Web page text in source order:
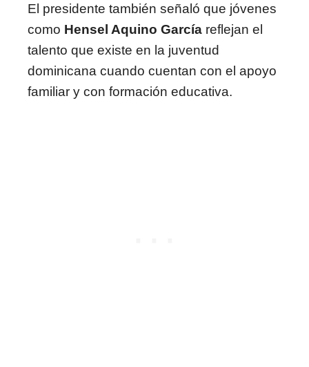
El presidente también señaló que jóvenes
como Hensel Aquino García reflejan el
talento que existe en la juventud
dominicana cuando cuentan con el apoyo
familiar y con formación educativa.